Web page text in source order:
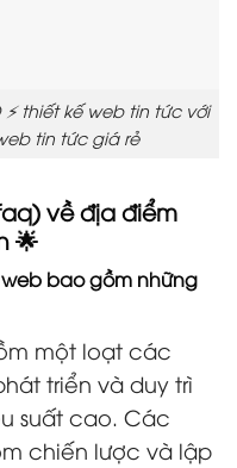
thiết kế web tin tức với
tin tức giá rẻ
về địa điểm
🌟
bao gồm những
một loạt các
triển và duy trì
suất cao. Các
chiến lược và lập